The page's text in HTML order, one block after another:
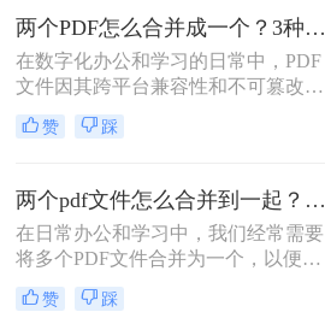
任务。
两个PDF怎么合并成一个？3种方法，1分钟轻松搞定！
在数字化办公和学习的日常中，PDF
文件因其跨平台兼容性和不可篡改性
而广受欢迎。然而，当需要处理多个
PDF文件时，将它们合并成一个文件
两个PDF文件呢？本文将介绍三种合
并PDF文件的方法。
赞 踩
两个pdf文件怎么合并到一起？这三种合并方法超实用！
在日常办公和学习中，我们经常需要
将多个PDF文件合并为一个，以便于
阅读、分享或存档。那么两个pdf文件
赞 踩